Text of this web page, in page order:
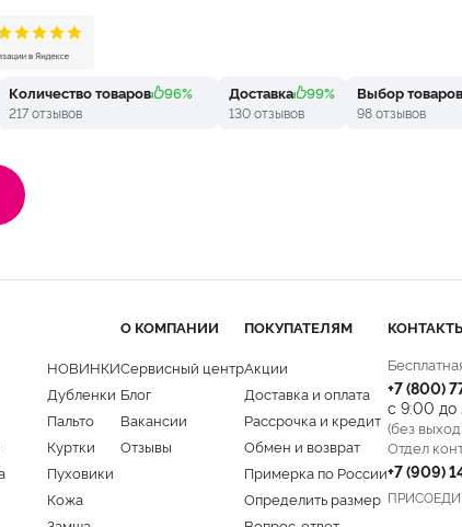
Количество товаров 96%
217 отзывов
Доставка 99%
130 отзывов
Выбор товаров
98 отзывов
НОВИНКИ
Дубленки
Пальто
Куртки
Пуховики
Кожа
О КОМПАНИИ
Сервисный центр
Блог
Вакансии
Отзывы
ПОКУПАТЕЛЯМ
Акции
Доставка и оплата
Рассрочка и кредит
Обмен и возврат
Примерка по России
Определить размер
+7 (800)
с 9:00
(без
Отдел
+7 (909)